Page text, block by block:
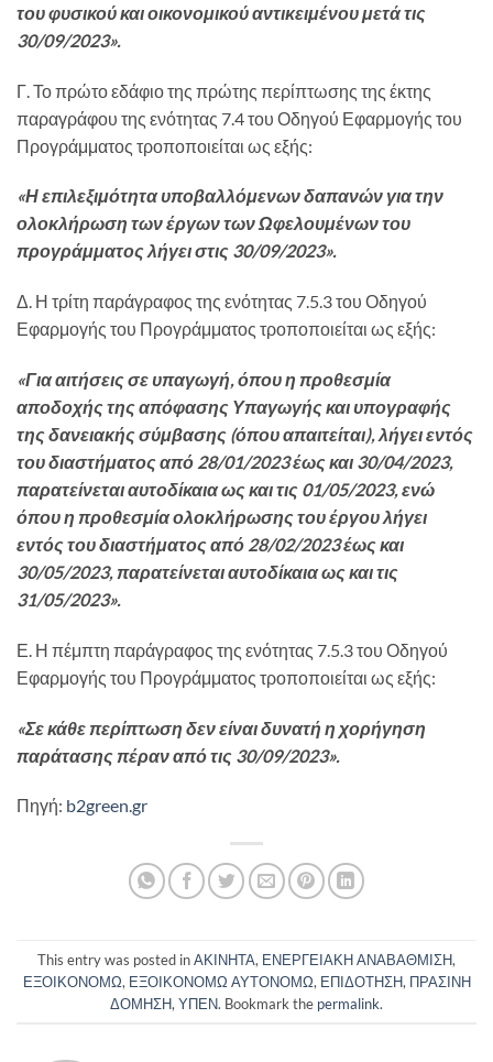
του φυσικού και οικονομικού αντικειμένου μετά τις
30/09/2023».
Γ. Το πρώτο εδάφιο της πρώτης περίπτωσης της έκτης
παραγράφου της ενότητας 7.4 του Οδηγού Εφαρμογής του
Προγράμματος τροποποιείται ως εξής:
«Η επιλεξιμότητα υποβαλλόμενων δαπανών για την
ολοκλήρωση των έργων των Ωφελουμένων του
προγράμματος λήγει στις 30/09/2023».
Δ. Η τρίτη παράγραφος της ενότητας 7.5.3 του Οδηγού
Εφαρμογής του Προγράμματος τροποποιείται ως εξής:
«Για αιτήσεις σε υπαγωγή, όπου η προθεσμία
αποδοχής της απόφασης Υπαγωγής και υπογραφής
της δανειακής σύμβασης (όπου απαιτείται), λήγει εντός
του διαστήματος από 28/01/2023 έως και 30/04/2023,
παρατείνεται αυτοδίκαια ως και τις 01/05/2023, ενώ
όπου η προθεσμία ολοκλήρωσης του έργου λήγει
εντός του διαστήματος από 28/02/2023 έως και
30/05/2023, παρατείνεται αυτοδίκαια ως και τις
31/05/2023».
Ε. Η πέμπτη παράγραφος της ενότητας 7.5.3 του Οδηγού
Εφαρμογής του Προγράμματος τροποποιείται ως εξής:
«Σε κάθε περίπτωση δεν είναι δυνατή η χορήγηση
παράτασης πέραν από τις 30/09/2023».
Πηγή: b2green.gr
This entry was posted inΑΚΙΝΗΤΑ, ΕΝΕΡΓΕΙΑΚΗ ΑΝΑΒΑΘΜΙΣΗ,
ΕΞΟΙΚΟΝΟΜΩ, ΕΞΟΙΚΟΝΟΜΩ ΑΥΤΟΝΟΜΩ, ΕΠΙΔΟΤΗΣΗ, ΠΡΑΣΙΝΗ
ΔΟΜΗΣΗ, ΥΠΕΝ. Bookmark the permalink.